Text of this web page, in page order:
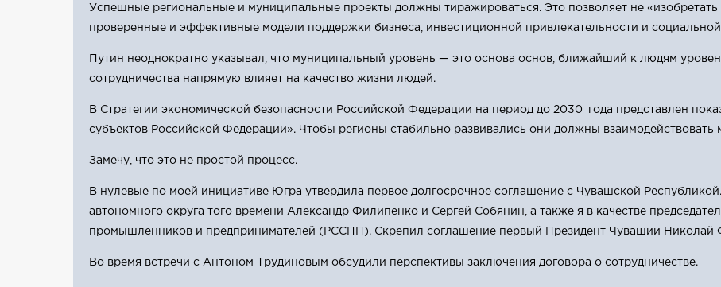
Успешные региональные и муниципальные проекты должны тиражироваться. Это позволяет не «изобретать
проверенные и эффективные модели поддержки бизнеса, инвестиционной привлекательности и
Путин неоднократно указывал, что муниципальный уровень — это основа основ, ближайший к людям
сотрудничества напрямую влияет на качество жизни людей.
В Стратегии экономической безопасности Российской Федерации на период до 2030 года представлен
субъектов Российской Федерации». Чтобы регионы стабильно развивались они должны взаимодействовать
Замечу, что это не простой процесс.
В нулевые по моей инициативе Югра утвердила первое долгосрочное соглашение с Чувашской
автономного округа того времени Александр Филипенко и Сергей Собянин, а также я в качестве
промышленников и предпринимателей (РССПП). Скрепил соглашение первый Президент Чувашии Николай
Во время встречи с Антоном Трудиновым обсудили перспективы заключения договора о сотрудничестве.